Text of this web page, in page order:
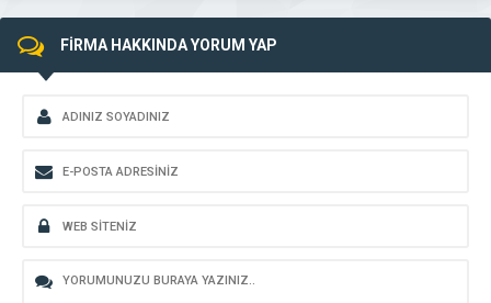
FİRMA HAKKINDA YORUM YAP